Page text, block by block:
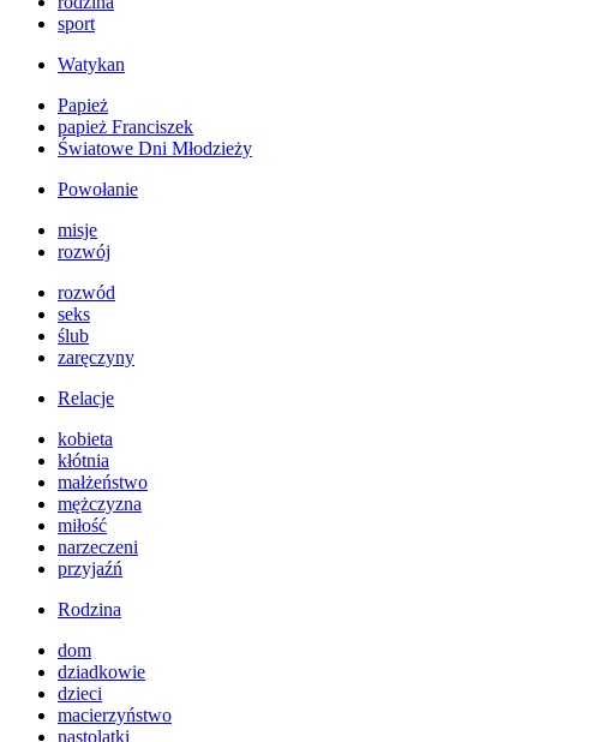
sport
Watykan
Papież
papież Franciszek
Światowe Dni Młodzieży
Powołanie
misje
rozwój
rozwód
seks
ślub
zaręczyny
Relacje
kobieta
kłótnia
małżeństwo
mężczyzna
miłość
narzeczeni
przyjaźń
Rodzina
dom
dziadkowie
dzieci
macierzyństwo
nastolatki